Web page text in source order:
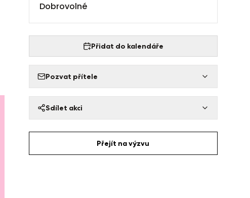
Dobrovolné
Přidat do kalendáře
Pozvat přítele
Sdílet akci
Přejít na výzvu